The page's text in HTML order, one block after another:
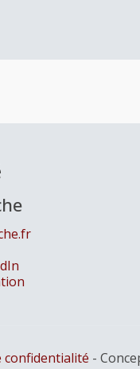
confidentialité -